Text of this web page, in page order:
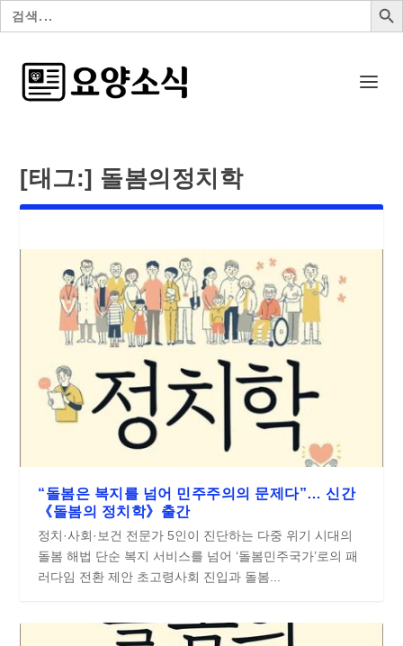
검
색:
[태그:] 돌봄의정치학
“돌봄은 복지를 넘어 민주주의의 문제다”… 신간
《돌봄의 정치학》출간
정치·사회·보건 전문가 5인이 진단하는 다중 위기 시대의
돌봄 해법 단순 복지 서비스를 넘어 ‘돌봄민주국가’로의 패
러다임 전환 제안 초고령사회 진입과 돌봄...